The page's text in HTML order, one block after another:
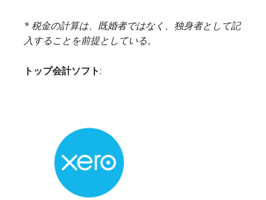
* 税金の計算は、既婚者ではなく、独身者として記
入することを前提としている。
トップ会計ソフト: